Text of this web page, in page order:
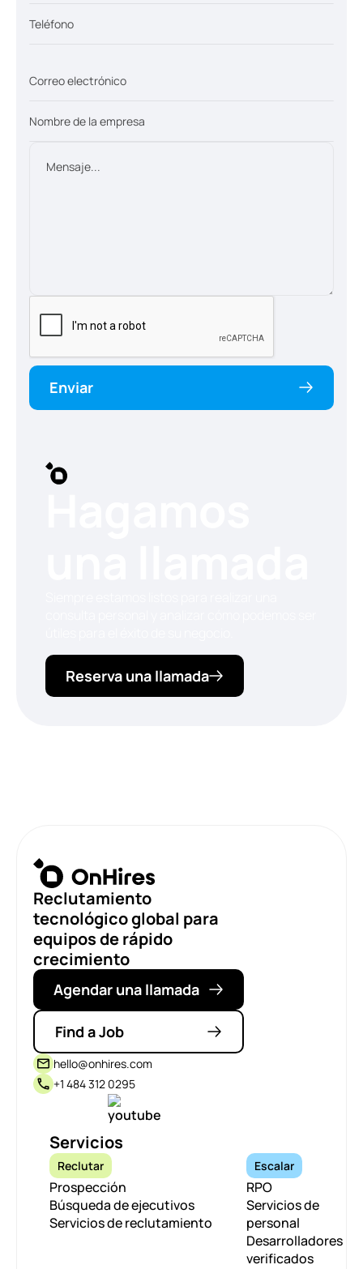
Enviar
Reserva una llamada
Reclutamiento
tecnológico global para
equipos de rápido
crecimiento
Agendar una llamada
Find a Job
hello@onhires.com
+1 484 312 0295
Servicios
Reclutar
Prospección
Búsqueda de ejecutivos
Servicios de reclutamiento
Escalar
RPO
Servicios de
personal
Desarrolladores
verificados